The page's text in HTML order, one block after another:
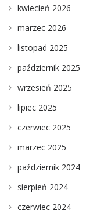
kwiecień 2026
marzec 2026
listopad 2025
październik 2025
wrzesień 2025
lipiec 2025
czerwiec 2025
marzec 2025
październik 2024
sierpień 2024
czerwiec 2024